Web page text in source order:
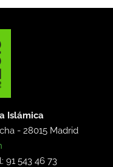
Islámica
-28015 Madrid
91 543 46 73